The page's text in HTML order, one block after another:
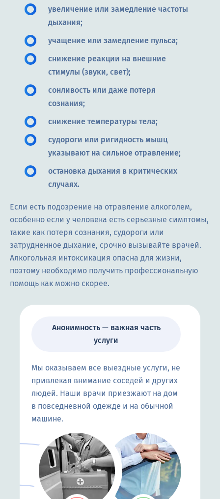
увеличение или замедление частоты
дыхания;
учащение или замедление пульса;
снижение реакции на внешние
стимулы (звуки, свет);
сонливость или даже потеря
сознания;
снижение температуры тела;
судороги или ригидность мышц
указывают на сильное отравление;
остановка дыхания в критических
случаях.
Если есть подозрение на отравление алкоголем,
особенно если у человека есть серьезные симптомы,
такие как потеря сознания, судороги или
затрудненное дыхание, срочно вызывайте врачей.
Алкогольная интоксикация опасна для жизни,
поэтому необходимо получить профессиональную
помощь как можно скорее.
Анонимность — важная часть
услуги
Мы оказываем все выездные услуги, не
привлекая внимание соседей и других
людей. Наши врачи приезжают на дом
в повседневной одежде и на обычной
машине.